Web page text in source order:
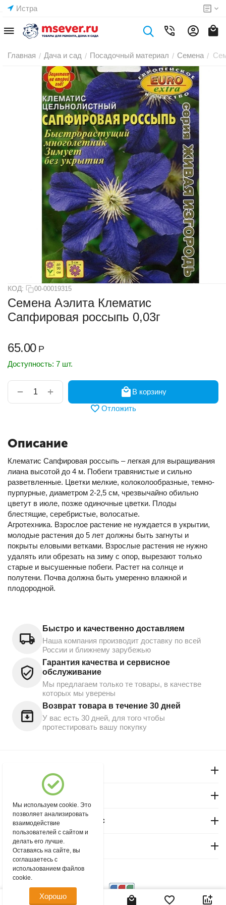
Истра
Главная / Дача и сад / Посадочный материал / Семена /
КОД: 00-00019315
Семена Аэлита Клематис
Сапфировая россыпь 0,03г
65.00 Р
Доступность: 7 шт.
+
−
В корзину
Отложить
Описание
Клематис Сапфировая россыпь – легкая для выращивания
лиана высотой до 4 м. Побеги травянистые и сильно
разветвленные. Цветки мелкие, колоколообразные, темно-
пурпурные, диаметром 2-2,5 см, чрезвычайно обильно
цветут в июле, позже одиночные цветки. Плоды
блестящие, серебристые, волосатые.
Агротехника. Взрослое растение не нуждается в укрытии,
молодые растения до 5 лет должны быть загнуты и
покрыты еловыми ветками. Взрослые растения не нужно
удалять или обрезать на зиму с опор, вырезают только
старые и высушенные побеги. Растет на солнце и
полутени. Почва должна быть умеренно влажной и
плодородной.
Быстро и качественно доставляем
Наша компания производит доставку по всей
России и ближнему зарубежью
Гарантия качества и сервисное
обслуживание
Мы предлагаем только те товары, в качестве
которых мы уверены
Возврат товара в течение 30 дней
У вас есть 30 дней, для того чтобы
протестировать вашу покупку
Магазин "Северный"
Покупательский сервис
Контакты
© 2004 - 2026 msever.ru.
Мы используем cookie. Это
позволяет анализировать
взаимодействие
пользователей с сайтом и
делать его лучше.
Оставаясь на сайте, вы
соглашаетесь с
использованием файлов
cookie.
Хорошо